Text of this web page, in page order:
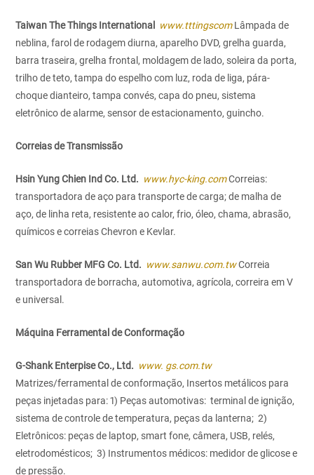
Taiwan The Things International www.tttingscomLâmpada de
neblina, farol de rodagem diurna, aparelho DVD, grelha guarda,
barra traseira, grelha frontal, moldagem de lado, soleira da porta,
trilho de teto, tampa do espelho com luz, roda de liga, pára-
choque dianteiro, tampa convés, capa do pneu, sistema
eletrônico de alarme, sensor de estacionamento, guincho.
Correias de Transmissão
Hsin Yung Chien Ind Co. Ltd. www.hyc-king.comCorreias:
transportadora de aço para transporte de carga; de malha de
aço, de linha reta, resistente ao calor, frio, óleo, chama, abrasão,
químicos e correias Chevron e Kevlar.
San Wu Rubber MFG Co. Ltd. www.sanwu.com.twCorreia
transportadora de borracha, automotiva, agrícola, correira em V
e universal.
Máquina Ferramental de Conformação
G-Shank Enterpise Co., Ltd. www. gs.com.tw
Matrizes/ferramental de conformação, Insertos metálicos para
peças injetadas para: 1) Peças automotivas: terminal de ignição,
sistema de controle de temperatura, peças da lanterna; 2)
Eletrônicos: peças de laptop, smart fone, câmera, USB, relés,
eletrodomésticos; 3) Instrumentos médicos: medidor de glicose e
de pressão.